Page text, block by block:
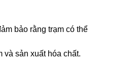
bảo rằng trạm có thể
sản xuất hóa chất.